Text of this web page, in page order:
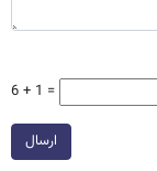
6 + 1 =
ارسال